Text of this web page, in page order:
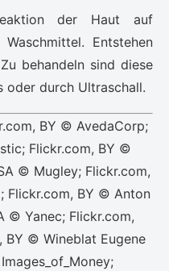
der Haut auf
Entstehen
behandeln sind diese
oder durch Ultraschall.
BY © AvedaCorp;
Flickr.com, BY ©
© Mugley; Flickr.com,
Flickr.com, BY © Anton
© Yanec; Flickr.com,
BY © Wineblat Eugene